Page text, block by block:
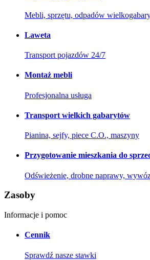
Mebli, sprzętu, odpadów
Laweta
Transport pojazdów 24/7
Montaż mebli
Profesjonalna usługa
Transport wielkich gabarytów
Pianina, sejfy, piece C.O., maszyny
Przygotowanie mieszkania do
Odświeżenie, drobne naprawy,
Zasoby
Informacje i pomoc
Cennik
Sprawdź nasze stawki